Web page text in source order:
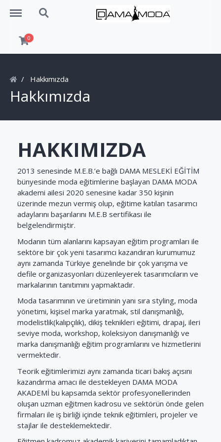
Menu Search
0
Hakkımızda
Hakkımızda
HAKKIMIZDA
2013 senesinde M.E.B.’e bağlı DAMA MESLEKİ EĞİTİM
bünyesinde moda eğitimlerine başlayan DAMA MODA
akademi ailesi 2020 senesine kadar 350 kişinin
üzerinde mezun vermiş olup, eğitime katılan tasarımcı
adaylarını başarılarını M.E.B sertifikası ile
belgelendirmiştir.
Modanın tüm alanlarını kapsayan eğitim programları ile
sektöre bir çok yeni tasarımcı kazandıran kurumumuz
aynı zamanda Türkiye genelinde bir çok yarışma ve
defile organizasyonları düzenleyerek tasarımcıların ve
markalarının tanıtımını yapmaktadır.
Moda tasarımının ve üretiminin yanı sıra styling, moda
yönetimi, kişisel marka yaratmak, stil danışmanlığı,
modelistlik(kalıpçılık), dikiş teknikleri eğitimi, drapaj, ileri
seviye moda, workshop, koleksiyon danışmanlığı ve
marka danışmanlığı eğitim programlarını ve hizmetlerini
vermektedir.
Teorik eğitimlerimizi aynı zamanda ticari bakış açısını
kazandırma amacı ile destekleyen DAMA MODA
AKADEMİ bu kapsamda sektör profesyonellerinden
oluşan uzman eğitmen kadrosu ve sektörün önde gelen
firmaları ile iş birliği içinde teknik eğitimleri, projeler ve
stajlar ile desteklemektedir.